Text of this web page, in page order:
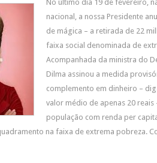
No último dia 19 de fevereiro,
nacional, a nossa Presidente
de mágica – a retirada de 22
faixa social denominada de
Acompanhada da ministra do
Dilma assinou a medida
complemento em dinheiro –
valor médio de apenas 20 reais
população com renda per
na faixa de extrema pobreza.